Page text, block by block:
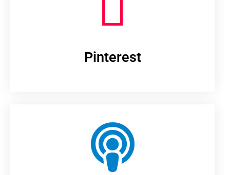
Pinterest